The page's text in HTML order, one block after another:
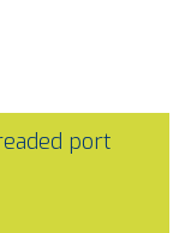
port